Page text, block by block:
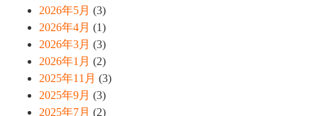
2026年5月 (3)
2026年4月 (1)
2026年3月 (3)
2026年1月 (2)
2025年11月 (3)
2025年9月 (3)
2025年7月 (2)